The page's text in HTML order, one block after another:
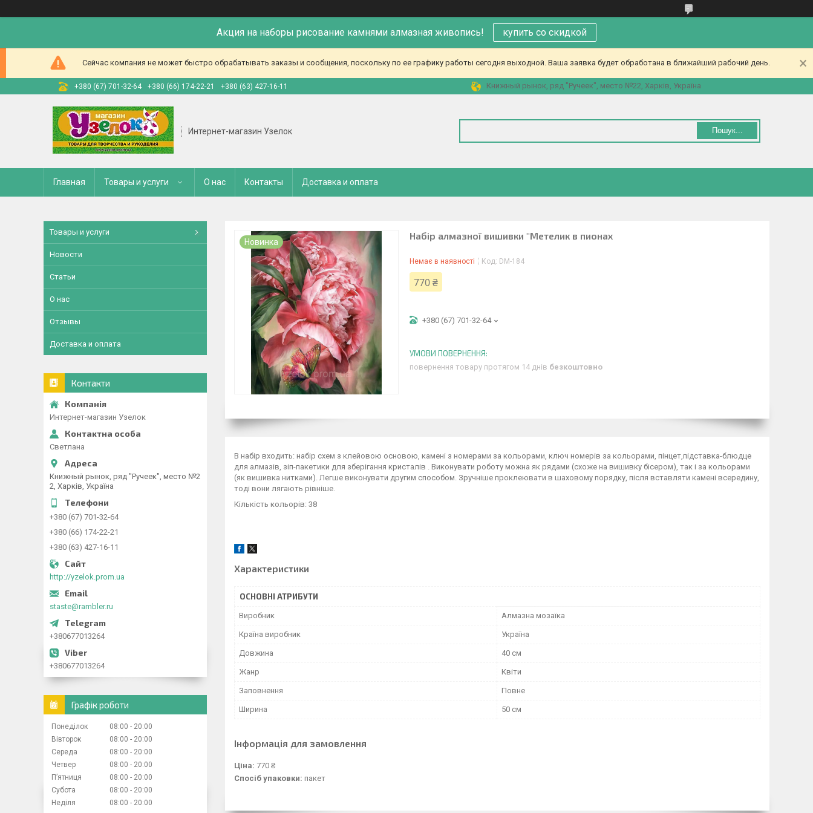
Акция на наборы рисование камнями алмазная живопись! купить со скидкой
Сейчас компания не может быстро обрабатывать заказы и сообщения, поскольку по ее графику работы сегодня выходной. Ваша заявка будет обработана в ближайший рабочий день.
+380 (67) 701-32-64 +380 (66) 174-22-21 +380 (63) 427-16-11 Книжный рынок, ряд "Ручеек", место №22, Харків, Україна
Интернет-магазин Узелок Пошук...
Главная Товары и услуги О нас Контакты Доставка и оплата
Новинка
Набір алмазної вишивки "Метелик в пионах
Немає в наявності Код: DM-184
770 ₴
+380 (67) 701-32-64
повернення товару протягом 14 днів безкоштовно
В набір входить: набір схем з клейовою основою, камені з номерами за кольорами, ключ номерів за кольорами, пінцет,підставка-блюдце
для алмазів, зіп-пакетики для зберігання кристалів . Виконувати роботу можна як рядами (схоже на вишивку бісером), так і за кольорами
(як вишивка нитками). Легше виконувати другим способом. Зручніше проклеювати в шаховому порядку, після вставляти камені всередину,
тоді вони лягають рівніше.
Кількість кольорів: 38
Характеристики
ОСНОВНІ АТРИБУТИ
Виробник Алмазна мозаїка
Країна виробник Україна
Довжина 40 см
Жанр Квіти
Заповнення Повне
Ширина 50 см
Інформація для замовлення
Ціна: 770 ₴
Спосіб упаковки: пакет
Товары и услуги
Новости
Статьи
О нас
Отзывы
Доставка и оплата
Контакти
Интернет-магазин Узелок
Светлана
Книжный рынок, ряд "Ручеек", место №2
2, Харків, Україна
+380 (67) 701-32-64
+380 (66) 174-22-21
+380 (63) 427-16-11
http://yzelok.prom.ua
staste@rambler.ru
+380677013264
+380677013264
Графік роботи
Понеділок 08:00
20:00
Вівторок
08:00
20:00
Середа
08:00
20:00
Четвер
08:00
20:00
Пʼятниця
08:00
20:00
Субота
08:00
20:00
Неділя
08:00 20:00